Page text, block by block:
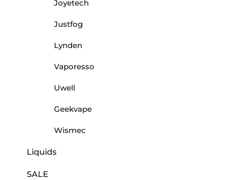
Joyetech
Justfog
Lynden
Vaporesso
Uwell
Geekvape
Wismec
Liquids
SALE